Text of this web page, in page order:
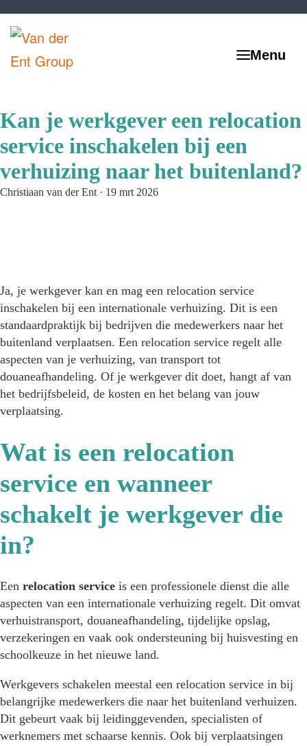
Kan je werkgever een relocation
service inschakelen bij een
verhuizing naar het buitenland?
Christiaan van der Ent· 19 mrt 2026
Ja, je werkgever kan en mag een relocation service
inschakelen bij een internationale verhuizing. Dit is een
standaardpraktijk bij bedrijven die medewerkers naar het
buitenland verplaatsen. Een relocation service regelt alle
aspecten van je verhuizing, van transport tot
douaneafhandeling. Of je werkgever dit doet, hangt af van
het bedrijfsbeleid, de kosten en het belang van jouw
verplaatsing.
Wat is een relocation
service en wanneer
schakelt je werkgever die
in?
Een relocation service is een professionele dienst die alle
aspecten van een internationale verhuizing regelt. Dit omvat
verhuistransport, douaneafhandeling, tijdelijke opslag,
verzekeringen en vaak ook ondersteuning bij huisvesting en
schoolkeuze in het nieuwe land.
Werkgevers schakelen meestal een relocation service in bij
belangrijke medewerkers die naar het buitenland verhuizen.
Dit gebeurt vaak bij leidinggevenden, specialisten of
werknemers met schaarse kennis. Ook bij verplaatsingen